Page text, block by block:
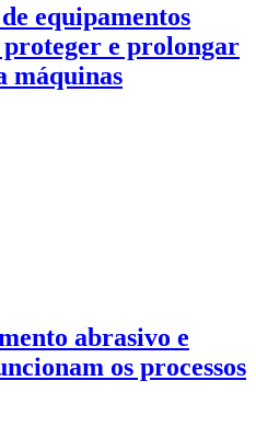
equipamentos
e prolongar
máquinas
abrasivo e
os processos